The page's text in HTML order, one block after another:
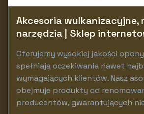
Akcesoria wulkanizacyjne,
narzędzia | Sklep
Oferujemy wysokiej jakości
spełniają oczekiwania nawet
wymagających klientów. Nasz
obejmuje produkty od
producentów, gwarantujących